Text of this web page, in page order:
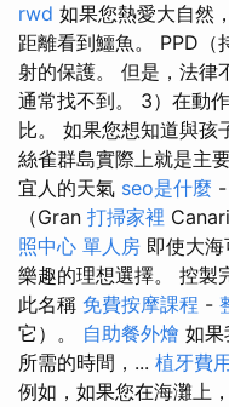
rwd 如果您熱愛大自然
距離看到鱷魚。 PPD（
射的保護。 但是，法律
通常找不到。 3）在動
比。 如果您想知道與孩
絲雀群島實際上就是主
宜人的天氣 seo是什麼 -
（Gran 打掃家裡
照中心 單人房 即使大
樂趣的理想選擇。 控製
此名稱 免費按摩課程 -
它）。 自助餐外燴 如果
所需的時間，... 植牙費
例如，如果您在海灘上